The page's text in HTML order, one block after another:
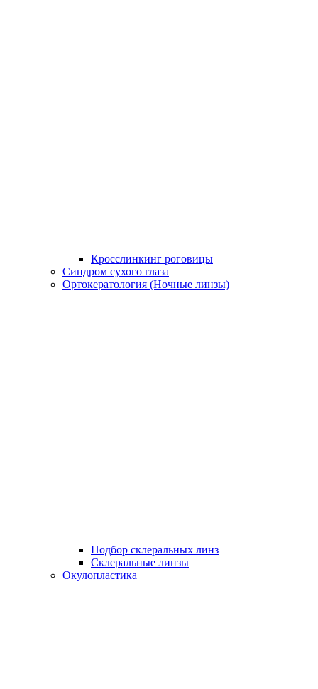
Кросслинкинг роговицы
Синдром сухого глаза
Ортокератология (Ночные линзы)
Подбор склеральных линз
Склеральные линзы
Окулопластика